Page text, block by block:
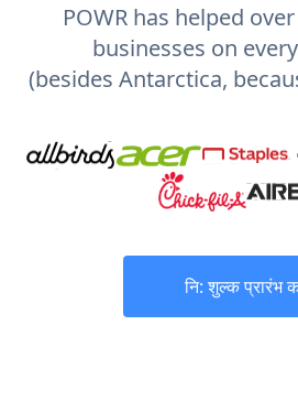
POWR has helped
businesses on
(besides Antarctica,
नि: शुल्क प्रारंभ